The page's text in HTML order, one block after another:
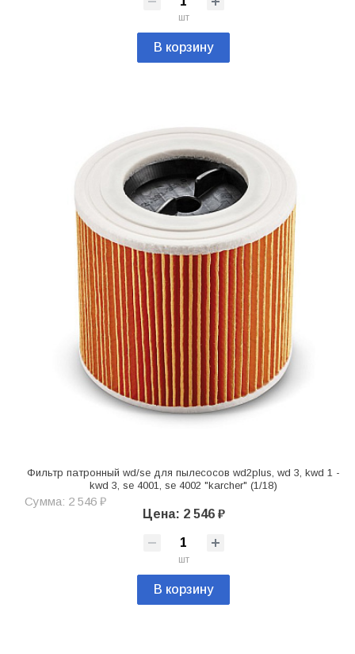
шт
В корзину
Фильтр патронный wd/se для пылесосов wd2plus, wd 3, kwd 1 -
kwd 3, se 4001, se 4002 "karcher" (1/18)
Сумма: 2 546 ₽
Цена: 2 546 ₽
шт
В корзину